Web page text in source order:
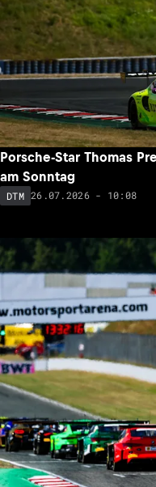
Porsche-Star Thomas
am Sonntag
DTM 26.07.2026 - 10:08